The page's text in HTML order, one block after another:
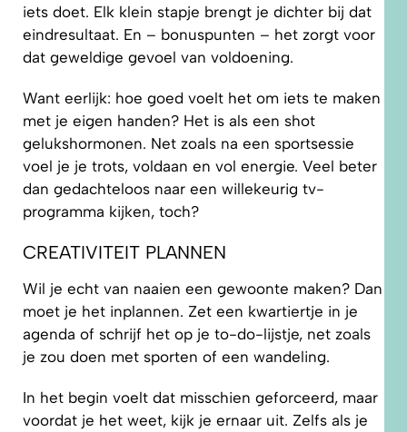
iets doet. Elk klein stapje brengt je dichter bij dat
eindresultaat. En – bonuspunten – het zorgt voor
dat geweldige gevoel van voldoening.
Want eerlijk: hoe goed voelt het om iets te maken
met je eigen handen? Het is als een shot
gelukshormonen. Net zoals na een sportsessie
voel je je trots, voldaan en vol energie. Veel beter
dan gedachteloos naar een willekeurig tv-
programma kijken, toch?
CREATIVITEIT PLANNEN
Wil je echt van naaien een gewoonte maken? Dan
moet je het inplannen. Zet een kwartiertje in je
agenda of schrijf het op je to-do-lijstje, net zoals
je zou doen met sporten of een wandeling.
In het begin voelt dat misschien geforceerd, maar
voordat je het weet, kijk je ernaar uit. Zelfs als je